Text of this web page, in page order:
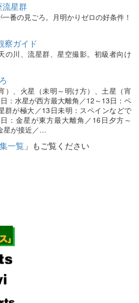
流星群
番の見ごろ。月明かりゼロの好条件！
察ガイド
の川、流星群、星空撮影。初級者向け
）、火星（未明～明け方）、土星（宵
：水星が西方最大離角／12～13日：ペ
群が極大／13日未明：スペインなどで
：金星が東方最大離角／16日夕方～
星が接近／…
一覧 」もご覧ください